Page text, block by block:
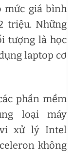
mức giá bình
triệu. Những
tượng là học
laptop cơ
phần mềm
loại máy
xử lý Intel
không